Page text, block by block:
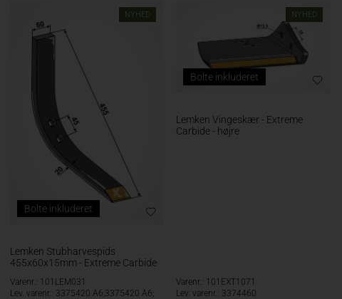
NYHED
Bolte inkluderet
Lemken Stubharvespids
455x60x15mm - Extreme Carbide
Varenr.: 101LEM031
Lev. varenr.: 3375420 A6;3375420 A6;
NYHED
Bolte inkluderet
Lemken Vingeskær - Extreme
Carbide - højre
Varenr.: 101EXT1071
Lev. varenr.: 3374460